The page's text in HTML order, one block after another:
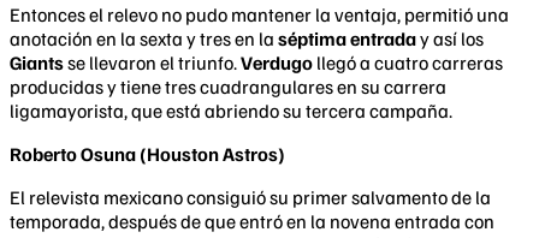
Entonces el relevo no pudo mantener la ventaja, permitió una
anotación en la sexta y tres en la séptima entraday así los
Giantsse llevaron el triunfo.Verdugo llegó a cuatro carreras
producidas y tiene tres cuadrangulares en su carrera
ligamayorista, que está abriendo su tercera campaña.
Roberto Osuna (Houston Astros)
El relevista mexicano consiguió su primer salvamento de la
temporada, después de que entró en la novena entrada con